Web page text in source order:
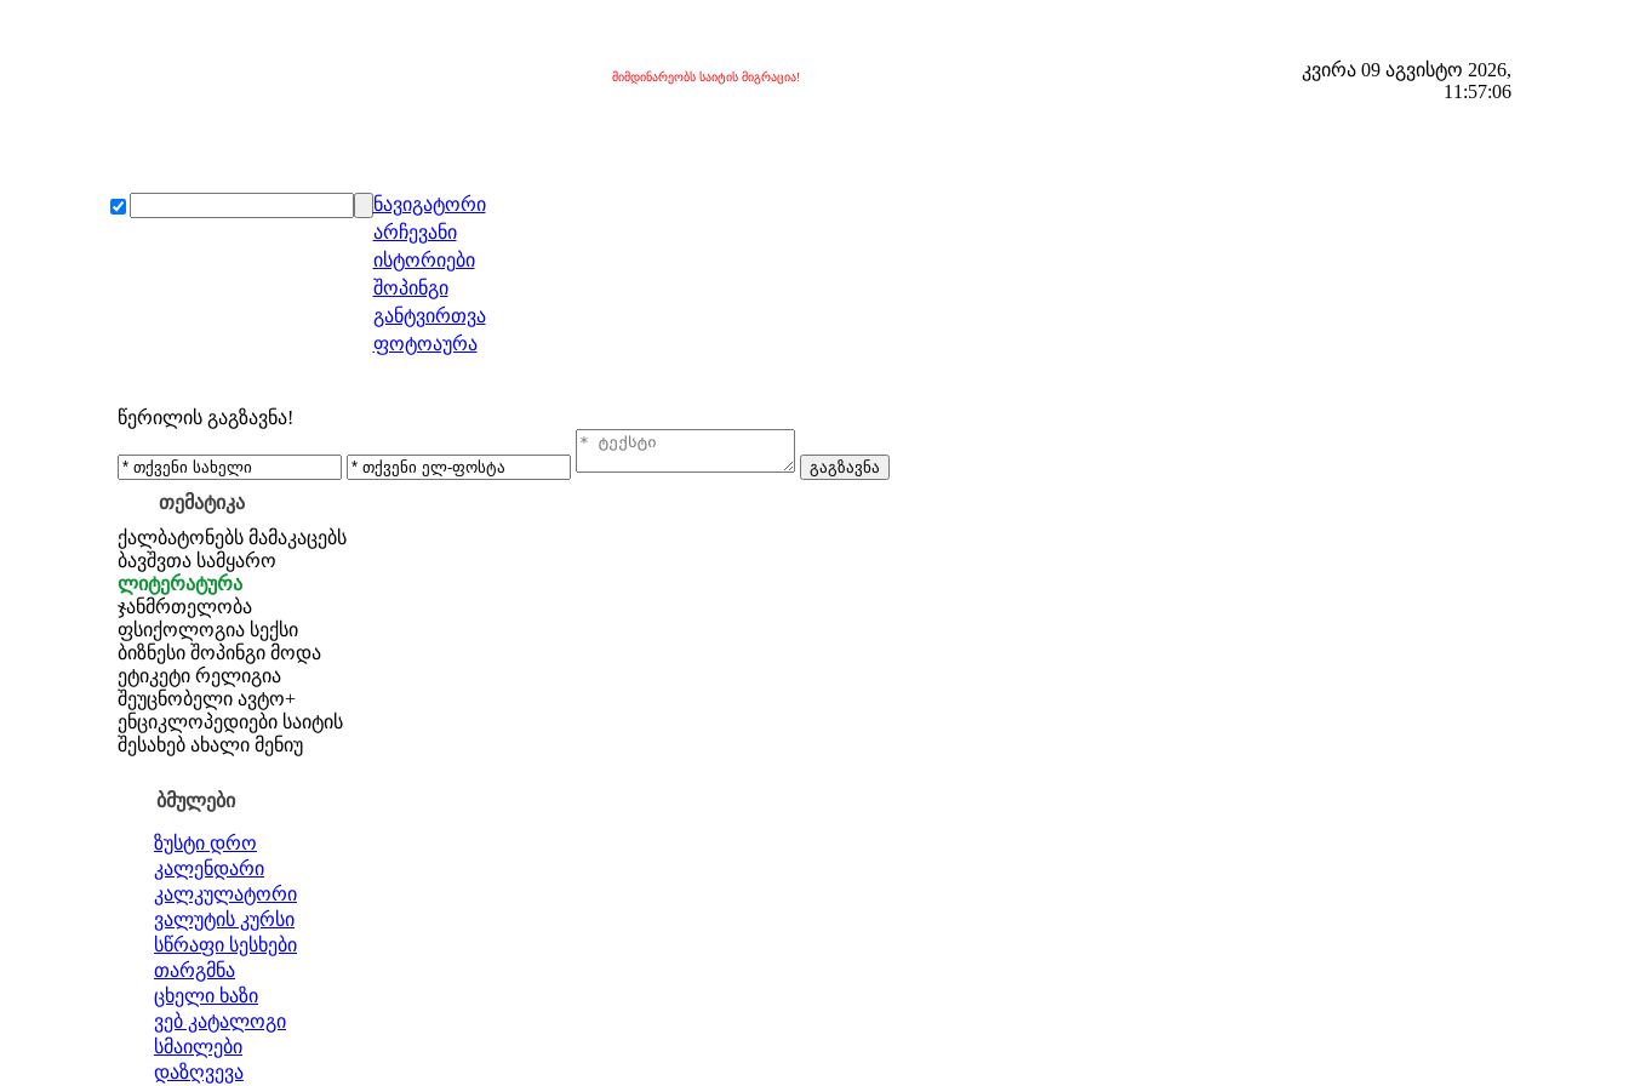
მიმდინარეობს საიტის მიგრაცია!
კვირა 09 აგვისტო 2026,
11:57:07
ნავიგატორი
არჩევანი
ისტორიები
შოპინგი
განტვირთვა
ფოტოაურა
წერილის გაგზავნა!
თემატიკა
ქალბატონებს მამაკაცებს
ბავშვთა სამყარო
ლიტერატურა
ჯანმრთელობა
ფსიქოლოგია სექსი
ბიზნესი შოპინგი მოდა
ეტიკეტი რელიგია
შეუცნობელი ავტო+
ენციკლოპედიები საიტის
შესახებ ახალი მენიუ
ბმულები
ზუსტი დრო
კალენდარი
კალკულატორი
ვალუტის კურსი
სწრაფი სესხები
თარგმნა
ცხელი ხაზი
ვებ კატალოგი
სმაილები
დაზღვევა